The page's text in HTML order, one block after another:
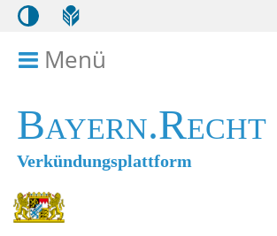
Menü
Bayern.Recht
Verkündungsplattform